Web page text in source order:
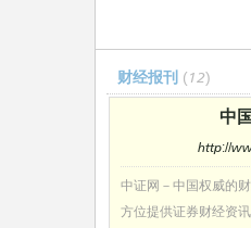
财经报刊 (12)
中
http://
中证网－中国权威的
方位提供证券财经资